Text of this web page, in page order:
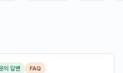
의 답변 FAQ